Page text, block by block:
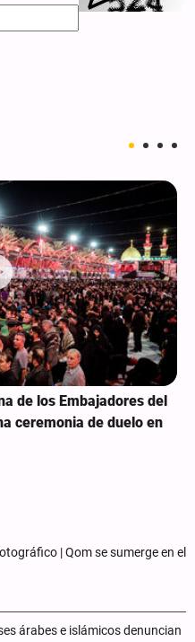
de los Embajadores del
ceremonia de duelo en
| Qom se sumerge en el
árabes e islámicos denuncian